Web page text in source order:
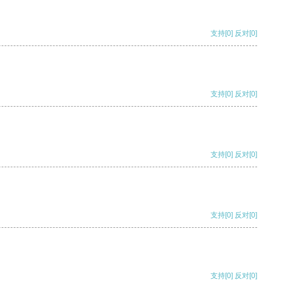
支持[0] 反对[0]
支持[0] 反对[0]
支持[0] 反对[0]
支持[0] 反对[0]
支持[0] 反对[0]